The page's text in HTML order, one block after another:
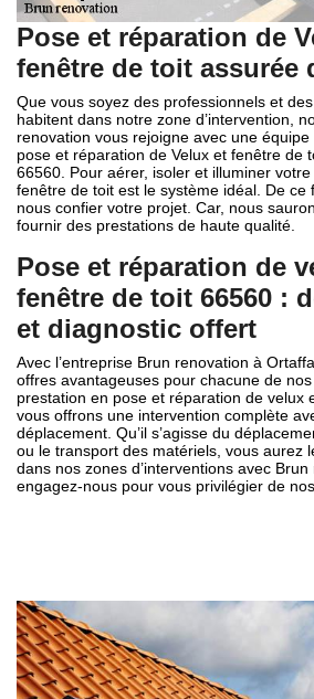
Pose et réparation de
fenêtre de toit assurée
Que vous soyez des professionnels et
habitent dans notre zone d’intervention,
renovation vous rejoigne avec une
pose et réparation de Velux et fenêtre de
66560. Pour aérer, isoler et illuminer
fenêtre de toit est le système idéal. De ce
nous confier votre projet. Car, nous
fournir des prestations de haute qualité.
Pose et réparation de
fenêtre de toit 66560 :
et diagnostic offert
Avec l’entreprise Brun renovation à
offres avantageuses pour chacune de
prestation en pose et réparation de velux
vous offrons une intervention complète
déplacement. Qu’il s’agisse du
ou le transport des matériels, vous aurez
dans nos zones d’interventions avec Brun
engagez-nous pour vous privilégier de